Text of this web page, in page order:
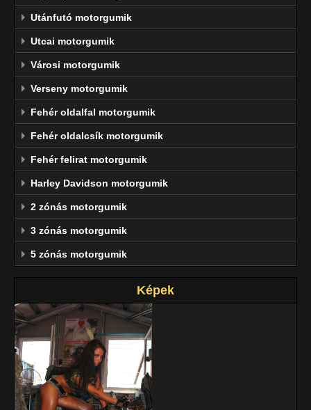
Utánfutó motorgumik
Utcai motorgumik
Városi motorgumik
Verseny motorgumik
Fehér oldalfal motorgumik
Fehér oldalcsík motorgumik
Fehér felirat motorgumik
Harley Davidson motorgumik
2 zónás motorgumik
3 zónás motorgumik
5 zónás motorgumik
Képek